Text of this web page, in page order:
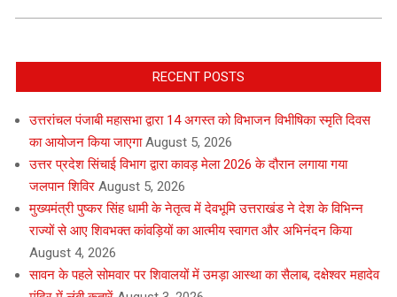
RECENT POSTS
उत्तरांचल पंजाबी महासभा द्वारा 14 अगस्त को विभाजन विभीषिका स्मृति दिवस
का आयोजन किया जाएगा August 5, 2026
उत्तर प्रदेश सिंचाई विभाग द्वारा कावड़ मेला 2026 के दौरान लगाया गया
जलपान शिविर August 5, 2026
मुख्यमंत्री पुष्कर सिंह धामी के नेतृत्व में देवभूमि उत्तराखंड ने देश के विभिन्न
राज्यों से आए शिवभक्त कांवड़ियों का आत्मीय स्वागत और अभिनंदन किया
August 4, 2026
सावन के पहले सोमवार पर शिवालयों में उमड़ा आस्था का सैलाब, दक्षेश्वर महादेव